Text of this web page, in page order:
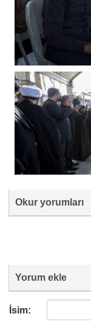
Okur yorumları
Yorum ekle
İsim: